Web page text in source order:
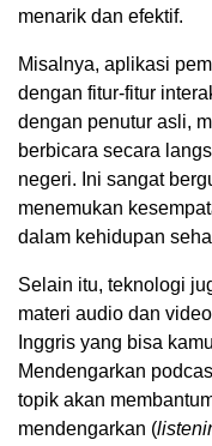
menarik dan efektif.
Misalnya, aplikasi
dengan fitur-fitur
dengan penutur asli,
berbicara secara
negeri. Ini sangat
menemukan
dalam kehidupan
Selain itu, teknologi
materi audio dan
Inggris yang bisa
Mendengarkan
topik akan
mendengarkan (